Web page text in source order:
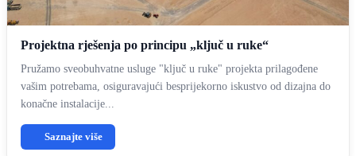
Projektna rješenja po principu „ključ u ruke“
Pružamo sveobuhvatne usluge "ključ u ruke" projekta prilagođene
vašim potrebama, osiguravajući besprijekorno iskustvo od dizajna do
konačne instalacije...
Saznajte više